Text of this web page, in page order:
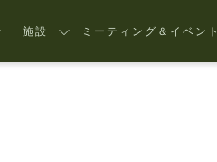
施設 ミーティング＆イベント